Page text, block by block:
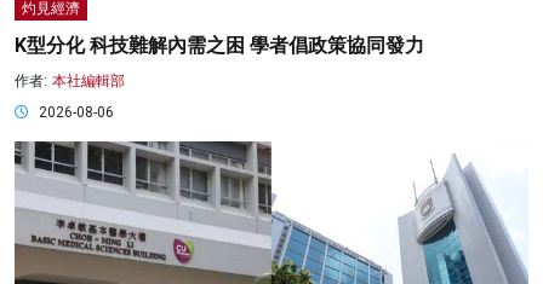
灼見經濟
K型分化 科技難解內需之困 學者倡政策協同發力
作者: 本社編輯部
2026-08-06